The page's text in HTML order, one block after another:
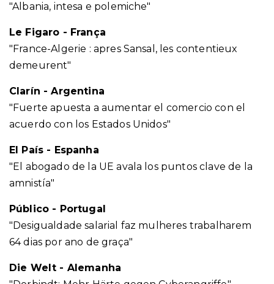
"Albania, intesa e polemiche"
Le Figaro - França
"France-Algerie : apres Sansal, les contentieux
demeurent"
Clarín - Argentina
"Fuerte apuesta a aumentar el comercio con el
acuerdo con los Estados Unidos"
El País - Espanha
"El abogado de la UE avala los puntos clave de la
amnistía"
Público - Portugal
"Desigualdade salarial faz mulheres trabalharem
64 dias por ano de graça"
Die Welt - Alemanha